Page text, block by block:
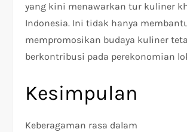
yang kini menawarkan tur kuliner
Indonesia. Ini tidak hanya
mempromosikan budaya kuliner
berkontribusi pada perekonomian
Kesimpulan
Keberagaman rasa dalam